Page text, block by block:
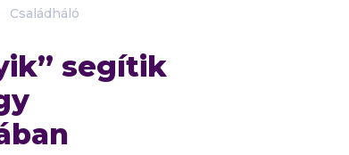
Családháló
segítik